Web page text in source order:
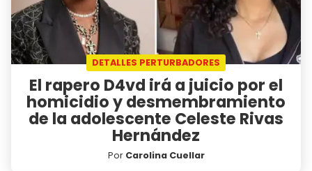
DETALLES PERTURBADORES
El rapero D4vd irá a juicio por el
homicidio y desmembramiento
de la adolescente Celeste Rivas
Hernández
Por Carolina Cuellar